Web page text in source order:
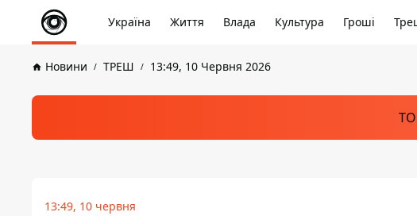
Україна Життя Влада Культура Гроші
Новини ТРЕШ 13:49, 10 Червня 2026
13:49, 10 червня